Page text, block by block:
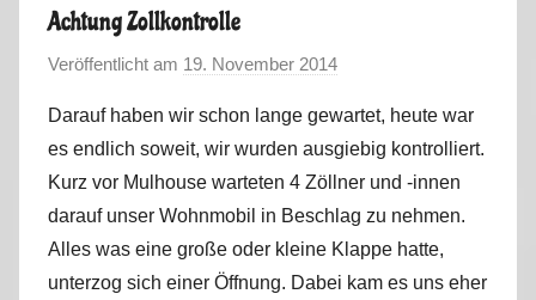
Achtung Zollkontrolle
Veröffentlicht am 19. November 2014
n
M
a
r
k
u
Darauf haben wir schon lange gewartet, heute war
es endlich soweit, wir wurden ausgiebig kontrolliert.
Kurz vor Mulhouse warteten 4 Zöllner und -innen
darauf unser Wohnmobil in Beschlag zu nehmen.
Alles was eine große oder kleine Klappe hatte,
unterzog sich einer Öffnung. Dabei kam es uns eher